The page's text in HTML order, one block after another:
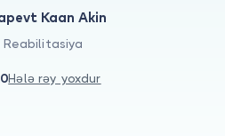
Kaan Akin
Reabilitasiya
Hələ rəy yoxdur